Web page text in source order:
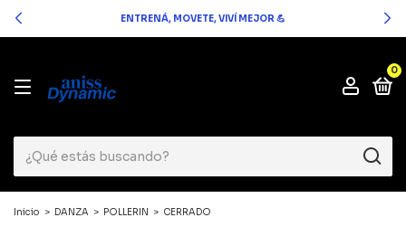
ENTRENÁ, MOVETE, VIVÍ MEJOR 💪
0
Inicio > DANZA > POLLERIN > CERRADO